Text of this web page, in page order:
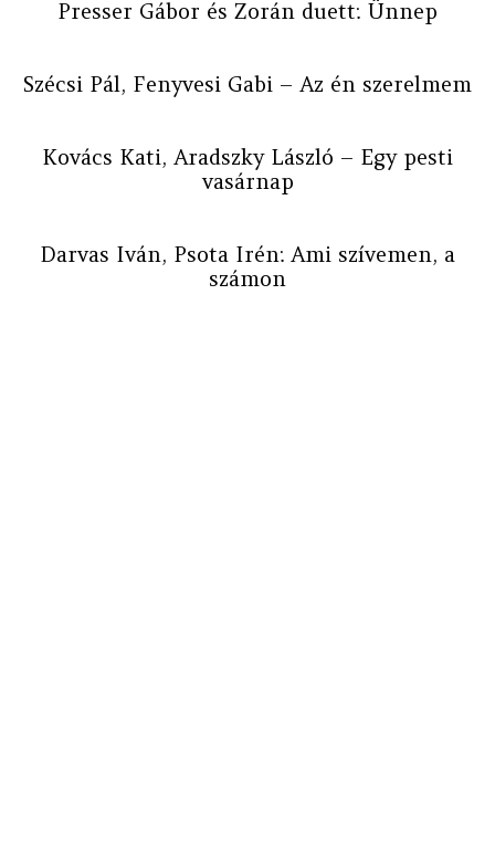
Presser Gábor és Zorán duett: Ünnep
Szécsi Pál, Fenyvesi Gabi – Az én szerelmem
Kovács Kati, Aradszky László – Egy pesti
vasárnap
Darvas Iván, Psota Irén: Ami szívemen, a
számon